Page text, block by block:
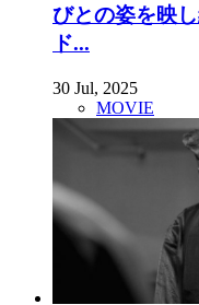
びとの姿を映
ド...
30 Jul, 2025
MOVIE